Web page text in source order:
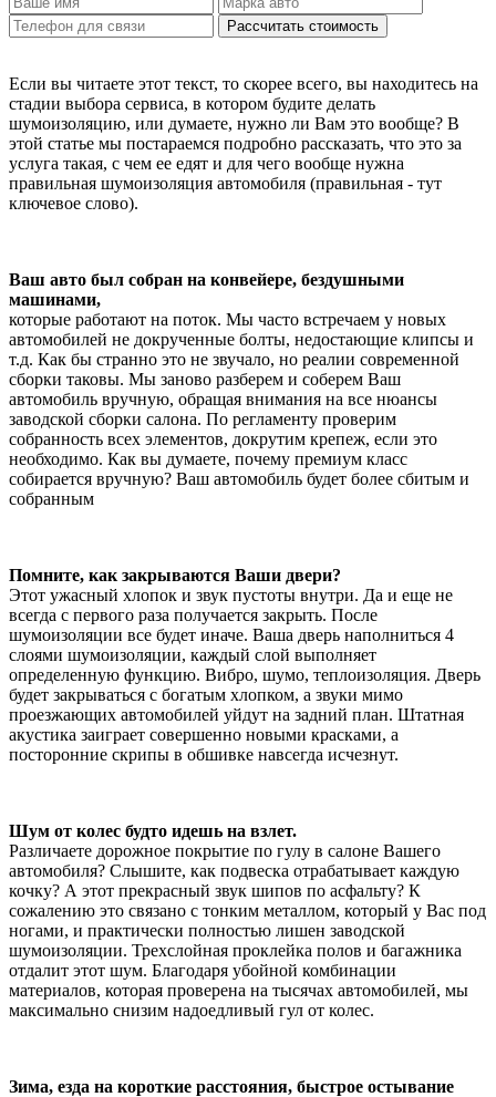
Рассчитать стоимость
Если вы читаете этот текст, то скорее всего, вы находитесь на
стадии выбора сервиса, в котором будите делать
шумоизоляцию, или думаете, нужно ли Вам это вообще? В
этой статье мы постараемся подробно рассказать, что это за
услуга такая, с чем ее едят и для чего вообще нужна
правильная шумоизоляция автомобиля (правильная - тут
ключевое слово).
Ваш авто был собран на конвейере, бездушными
машинами,
которые работают на поток. Мы часто встречаем у новых
автомобилей не докрученные болты, недостающие клипсы и
т.д. Как бы странно это не звучало, но реалии современной
сборки таковы. Мы заново разберем и соберем Ваш
автомобиль вручную, обращая внимания на все нюансы
заводской сборки салона. По регламенту проверим
собранность всех элементов, докрутим крепеж, если это
необходимо. Как вы думаете, почему премиум класс
собирается вручную? Ваш автомобиль будет более сбитым и
собранным
Помните, как закрываются Ваши двери?
Этот ужасный хлопок и звук пустоты внутри. Да и еще не
всегда с первого раза получается закрыть. После
шумоизоляции все будет иначе. Ваша дверь наполниться 4
слоями шумоизоляции, каждый слой выполняет
определенную функцию. Вибро, шумо, теплоизоляция. Дверь
будет закрываться с богатым хлопком, а звуки мимо
проезжающих автомобилей уйдут на задний план. Штатная
акустика заиграет совершенно новыми красками, а
посторонние скрипы в обшивке навсегда исчезнут.
Шум от колес будто идешь на взлет.
Различаете дорожное покрытие по гулу в салоне Вашего
автомобиля? Слышите, как подвеска отрабатывает каждую
кочку? А этот прекрасный звук шипов по асфальту? К
сожалению это связано с тонким металлом, который у Вас под
ногами, и практически полностью лишен заводской
шумоизоляции. Трехслойная проклейка полов и багажника
отдалит этот шум. Благодаря убойной комбинации
материалов, которая проверена на тысячах автомобилей, мы
максимально снизим надоедливый гул от колес.
Зима, езда на короткие расстояния, быстрое остывание